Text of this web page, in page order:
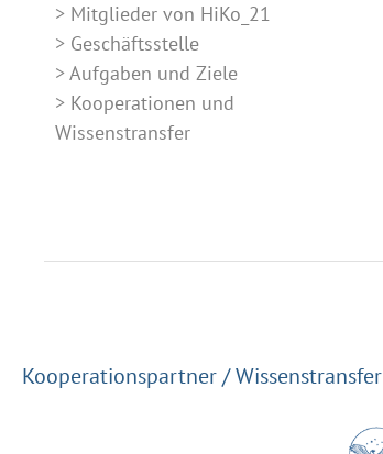
Mitglieder von HiKo_21
Geschäftsstelle
Aufgaben und Ziele
Kooperationen und
Wissenstransfer
Kooperationspartner / Wissenstransfer